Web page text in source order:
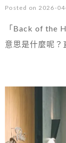
Posted on 2026-
「Back of the
意思是什麼呢